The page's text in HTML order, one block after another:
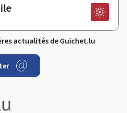
actualités de Guichet.lu